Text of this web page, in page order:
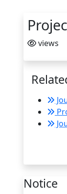
views
Notice